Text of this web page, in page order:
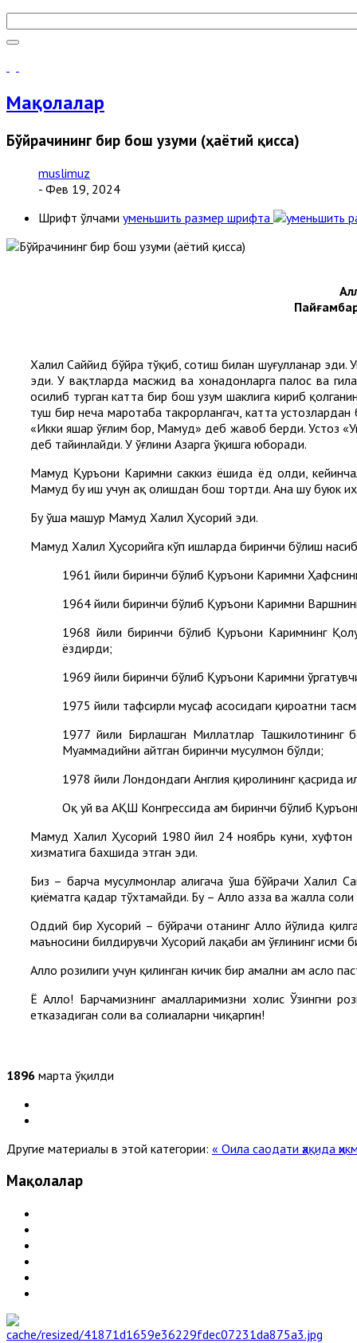
Мақолалар
Бўйрачининг бир бош узуми (ҳаётий қисса)
muslimuz
- Фев 19, 2024
Шрифт ўлчами уменьшить размер шрифта
Халил Саййид бўйра тўқиб, сотиш билан шуғулланар эди.
эди. У вақтларда масжид ва хонадонларга палос ва
осилиб турган катта бир бош узум шаклига кириб
туш бир неча маротаба такрорлангач, катта
«Икки яшар ўғлим бор, Маҳмуд» деб жавоб берди. Устоз
деб тайинлайди. У ўғлини Азҳарга ўқишга юборади.
Маҳмуд Қуръони Каримни саккиз ёшида ёд олди,
Маҳмуд бу иш учун ҳақ олишдан бош тортди. Ана шу буюк
Бу ўша машҳур Маҳмуд Халил Ҳусорий эди.
Маҳмуд Халил Ҳусорийга кўп ишларда биринчи бўлиш
1961 йили биринчи бўлиб Қуръони Каримни
1964 йили биринчи бўлиб Қуръони Каримни
1968 йили биринчи бўлиб Қуръони Каримнинг
ёздирди;
1969 йили биринчи бўлиб Қуръони Каримни
1975 йили тафсирли мусҳаф асосидаги қироатни
1977 йили Бирлашган Миллатлар Ташкилотининг
Муҳаммадийни айтган биринчи мусулмон бўлди;
1978 йили Лондондаги Англия қиролининг қасрида
Оқ уй ва АҚШ Конгрессида ҳам биринчи бўлиб
Маҳмуд Халил Ҳусорий 1980 йил 24 ноябрь куни, хуфтон
хизматига бахшида этган эди.
Биз – барча мусулмонлар ҳалигача ўша бўйрачи Халил
қиёматга қадар тўхтамайди. Бу – Аллоҳ азза ва жалла
Оддий бир Хусорий – бўйрачи отанинг Аллоҳ йўлида
маъносини билдирувчи Хусорий лақаби ҳам ўғлининг
Аллоҳ розилиги учун қилинган кичик бир амални ҳам асло
Ё Аллоҳ! Барчамизнинг амалларимизни холис Ўзингни
етказадиган солиҳ ва солиҳаларни чиқаргин!
1896 марта ўқилди
Другие материалы в этой категории: « Оила саодати ҳақида
Мақолалар